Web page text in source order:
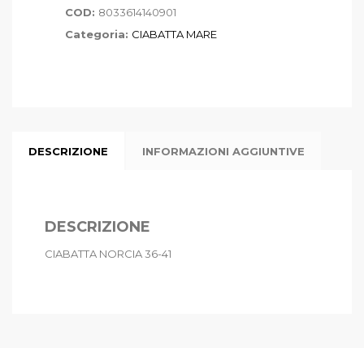
COD: 8033614140901
Categoria: CIABATTA MARE
DESCRIZIONE INFORMAZIONI AGGIUNTIVE
DESCRIZIONE
CIABATTA NORCIA 36-41